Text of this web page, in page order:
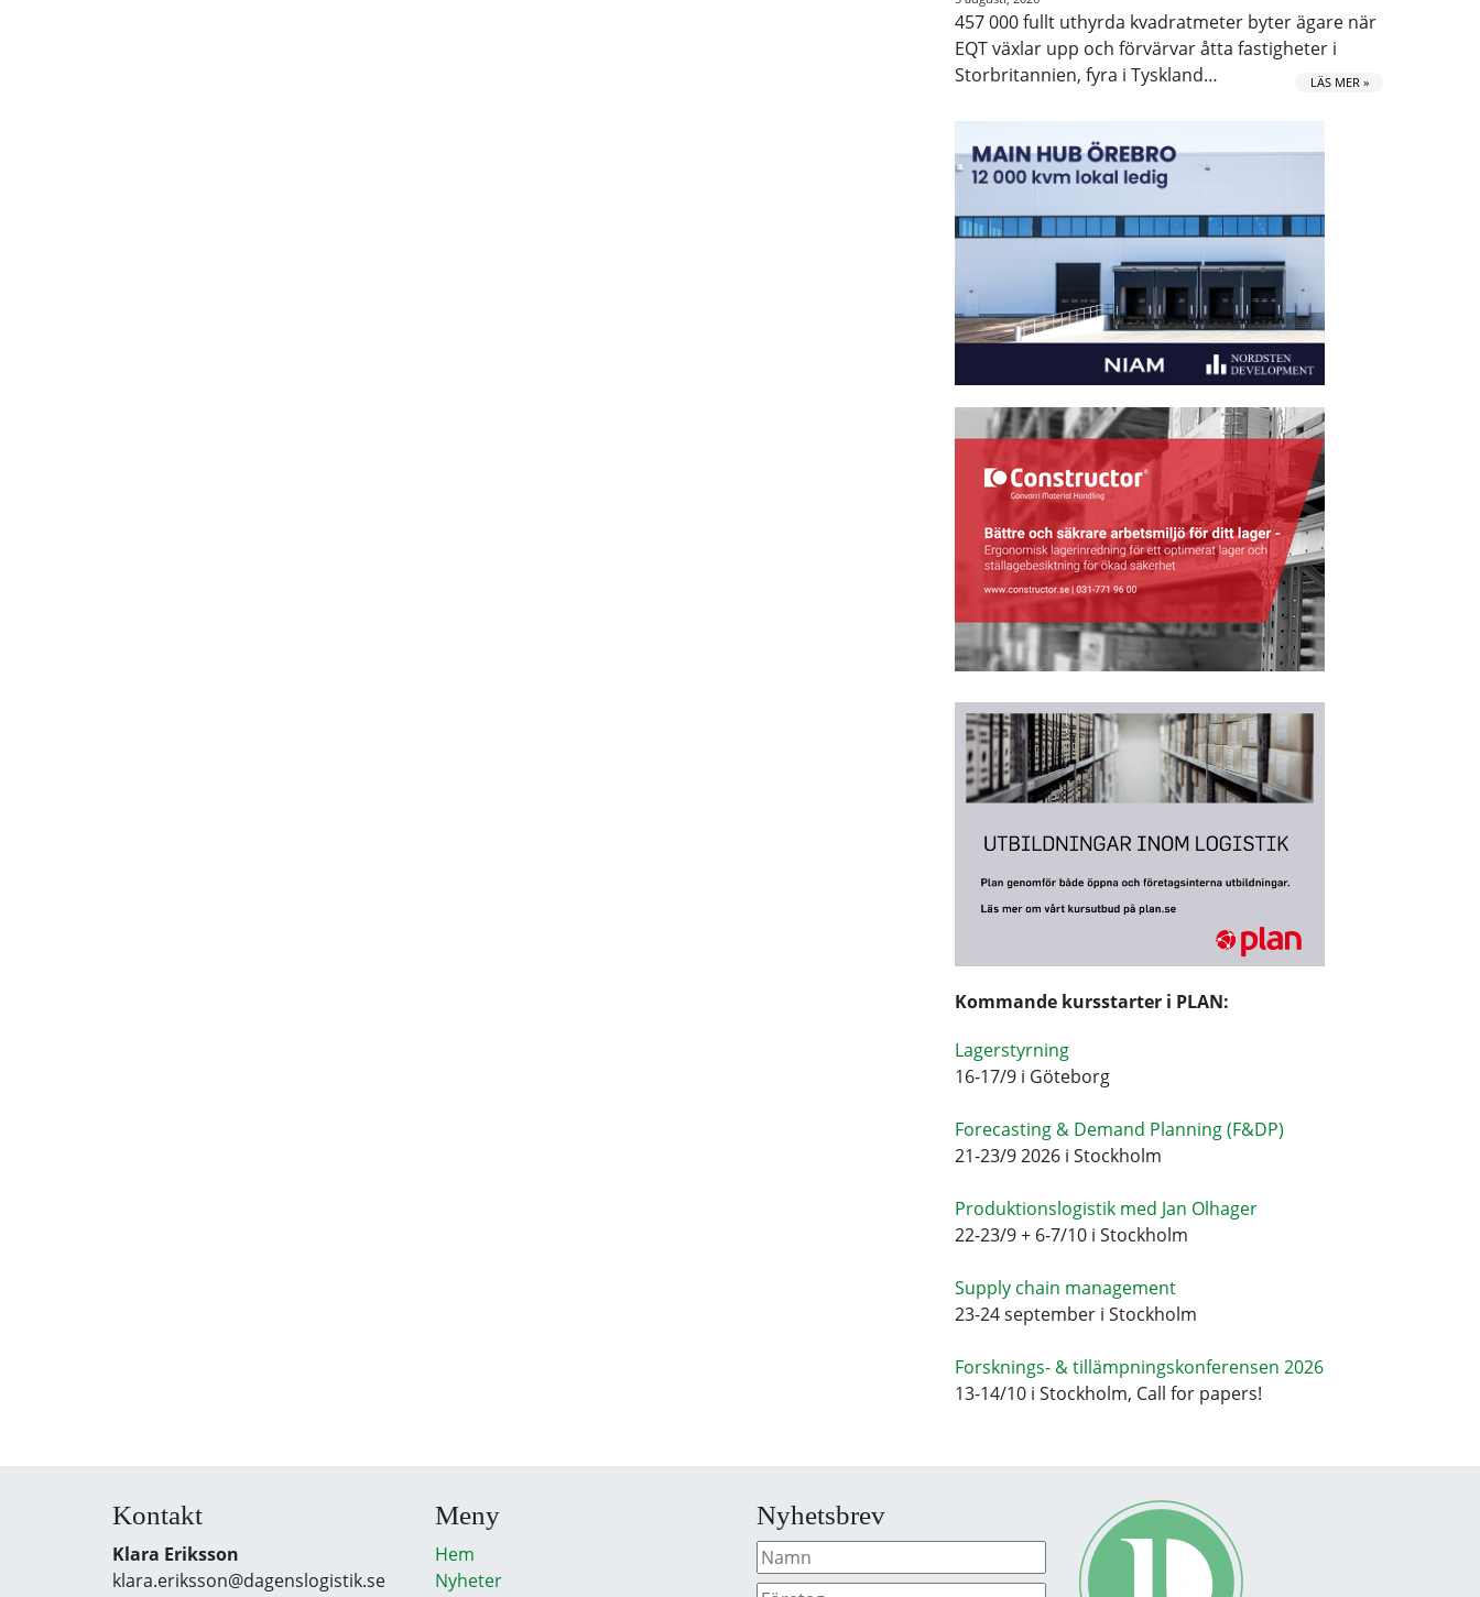
457 000 fullt uthyrda kvadratmeter byter ägare när
EQT växlar upp och förvärvar åtta fastigheter i
Storbritannien, fyra i Tyskland…
LÄS MER »
Kommande kursstarter i PLAN:
Lagerstyrning
16-17/9 i Göteborg
Forecasting & Demand Planning (F&DP)
21-23/9 2026 i Stockholm
Produktionslogistik med Jan Olhager
22-23/9 + 6-7/10 i Stockholm
Supply chain management
23-24 september i Stockholm
Forsknings- & tillämpningskonferensen 2026
13-14/10 i Stockholm, Call for papers!
Kontakt
Klara Eriksson
klara.eriksson@dagenslogistik.se
Meny
Hem
Nyheter
Nyhetsbrev